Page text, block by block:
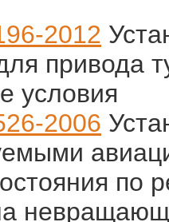
2012
привода
условия
2006
по